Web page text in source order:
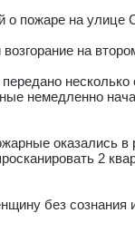
о пожаре на улице
на
немедленно
оказались в
2
без сознания